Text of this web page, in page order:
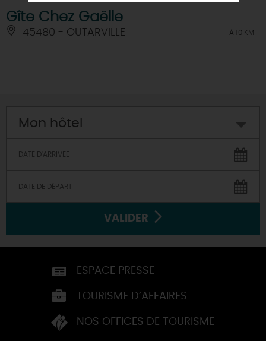
Gîte Chez Gaëlle
45480 - OUTARVILLE À 10 KM
Mon hôtel
VALIDER
ESPACE PRESSE
TOURISME D’AFFAIRES
NOS OFFICES DE TOURISME